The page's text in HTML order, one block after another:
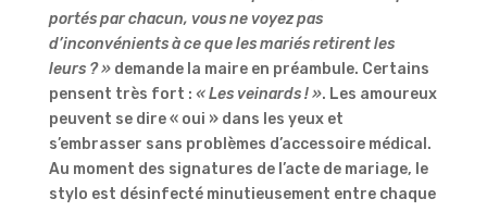
portés par chacun, vous ne voyez pas
d’inconvénients à ce que les mariés retirent les
leurs ? »demande la maire en préambule. Certains
pensent très fort : « Les veinards ! ». Les amoureux
peuvent se dire « oui » dans les yeux et
s’embrasser sans problèmes d’accessoire médical.
Au moment des signatures de l’acte de mariage, le
stylo est désinfecté minutieusement entre chaque